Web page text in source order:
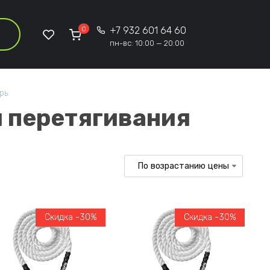
0 +7 932 601 64 60
пн-вс: 10:00 — 20:00
Скидка -30% Скидка -30%